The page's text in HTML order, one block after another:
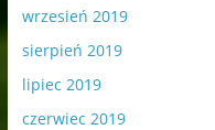
wrzesień 2019
sierpień 2019
lipiec 2019
czerwiec 2019